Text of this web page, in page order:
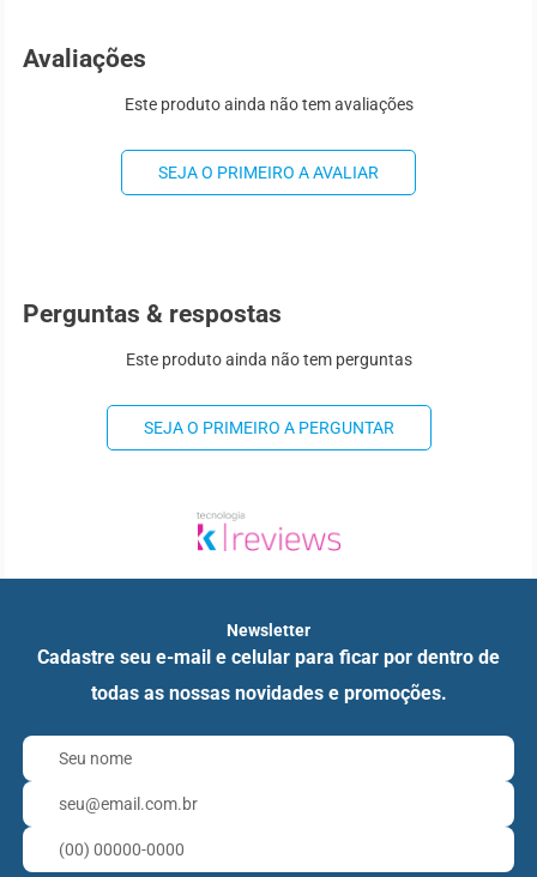
Avaliações
Este produto ainda não tem avaliações
SEJA O PRIMEIRO A AVALIAR
Perguntas & respostas
Este produto ainda não tem perguntas
SEJA O PRIMEIRO A PERGUNTAR
Newsletter
Cadastre seu e-mail e celular para ficar por dentro de
todas as nossas novidades e promoções.